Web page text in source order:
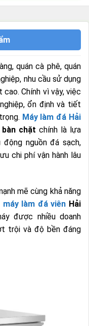
quán cà phê, quán
nhu cầu sử dụng
Chính vì vậy, việc
ổn định và tiết
Máy làm đá Hải
chặt chính là lựa
nguồn đá sạch,
chi phí vận hành lâu
mẽ cùng khả năng
máy làm đá viên Hải
được nhiều doanh
trội và độ bền đáng